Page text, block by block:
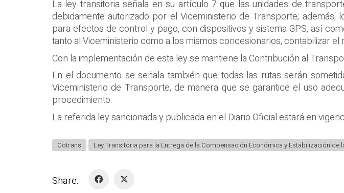
La ley transitoria señala en su artículo 7 que las unidades de
debidamente autorizado por el Viceministerio de Transporte;
para efectos de control y pago, con dispositivos y sistema GPS, así
tanto al Viceministerio como a los mismos concesionarios, contabilizar
Con la implementación de esta ley se mantiene la Contribución al
En el documento se señala también que todas las rutas serán
Viceministerio de Transporte, de manera que se garantice el uso
procedimiento.
La referida ley sancionada y publicada en el Diario Oficial estará en
Cotrans Ley Transitoria para la Entrega de la Compensación Económica y Estabilización
Share: